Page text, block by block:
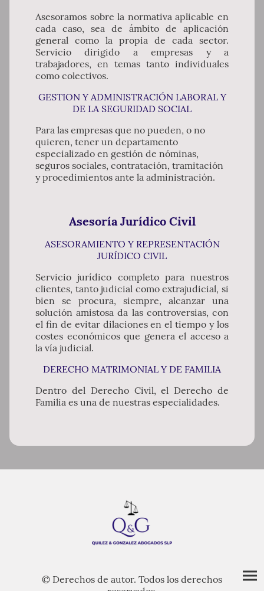
Asesoramos sobre la normativa aplicable en
cada caso, sea de ámbito de aplicación
general como la propia de cada sector.
Servicio dirigido a empresas y a
trabajadores, en temas tanto individuales
como colectivos.
GESTION Y ADMINISTRACIÓN LABORAL Y
DE LA SEGURIDAD SOCIAL
Para las empresas que no pueden, o no
quieren, tener un departamento
especializado en gestión de nóminas,
seguros sociales, contratación, tramitación
y procedimientos ante la administración.
Asesoría Jurídico Civil
ASESORAMIENTO Y REPRESENTACIÓN
JURÍDICO CIVIL
Servicio jurídico completo para nuestros
clientes, tanto judicial como extrajudicial, si
bien se procura, siempre, alcanzar una
solución amistosa da las controversias, con
el fin de evitar dilaciones en el tiempo y los
costes económicos que genera el acceso a
la vía judicial.
DERECHO MATRIMONIAL Y DE FAMILIA
Dentro del Derecho Civil, el Derecho de
Familia es una de nuestras especialidades.
© Derechos de autor. Todos los derechos